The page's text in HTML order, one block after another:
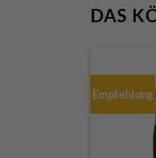
DAS
Empfehlung